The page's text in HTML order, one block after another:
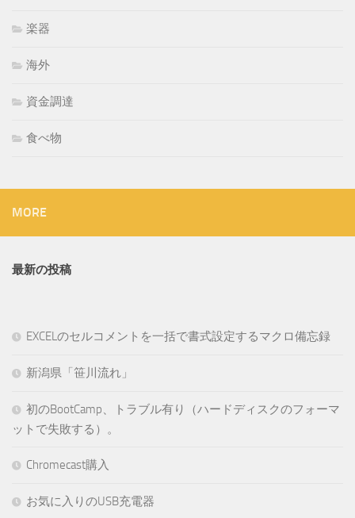
楽器
海外
資金調達
食べ物
MORE
最新の投稿
EXCELのセルコメントを一括で書式設定するマクロ備忘録
新潟県「笹川流れ」
初のBootCamp、トラブル有り（ハードディスクのフォーマ
ットで失敗する）。
Chromecast購入
お気に入りのUSB充電器